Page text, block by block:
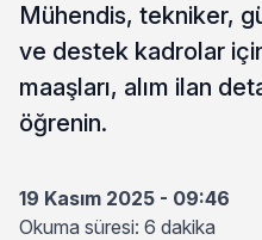
Mühendis, tekniker,
ve destek kadrolar
maaşları, alım ilan
öğrenin.
19 Kasım 2025 - 09:46
Okuma süresi: 6 dakika